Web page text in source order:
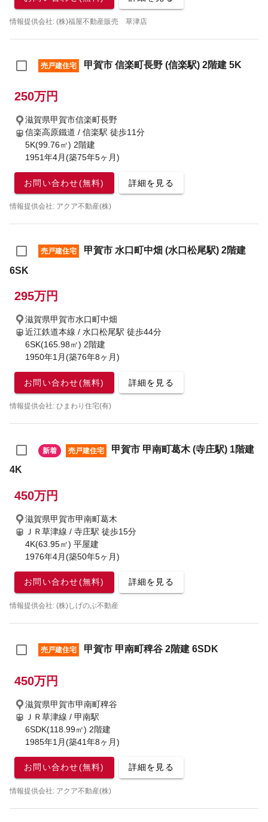
情報提供会社: (株)福屋不動産販売 草津店
売戸建住宅 甲賀市 信楽町長野 (信楽駅) 2階建 5K
250万円
滋賀県甲賀市信楽町長野
信楽高原鐵道 / 信楽駅 徒歩11分
5K(99.76㎡) 2階建
1951年4月(築75年5ヶ月)
お問い合わせ(無料) 詳細を見る
情報提供会社: アクア不動産(株)
売戸建住宅
甲賀市 水口町中畑 (水口松尾駅) 2階建
6SK
295万円
滋賀県甲賀市水口町中畑
近江鉄道本線 / 水口松尾駅 徒歩44分
6SK(165.98㎡) 2階建
1950年1月(築76年8ヶ月)
お問い合わせ(無料) 詳細を見る
情報提供会社: ひまわり住宅(有)
新着 売戸建住宅
甲賀市 甲南町葛木 (寺庄駅) 1階建
4K
450万円
滋賀県甲賀市甲南町葛木
ＪＲ草津線 / 寺庄駅 徒歩15分
4K(63.95㎡) 平屋建
1976年4月(築50年5ヶ月)
お問い合わせ(無料) 詳細を見る
情報提供会社: (株)しげのぶ不動産
売戸建住宅 甲賀市 甲南町稗谷 2階建 6SDK
450万円
滋賀県甲賀市甲南町稗谷
ＪＲ草津線 / 甲南駅
6SDK(118.99㎡) 2階建
1985年1月(築41年8ヶ月)
お問い合わせ(無料) 詳細を見る
情報提供会社: アクア不動産(株)